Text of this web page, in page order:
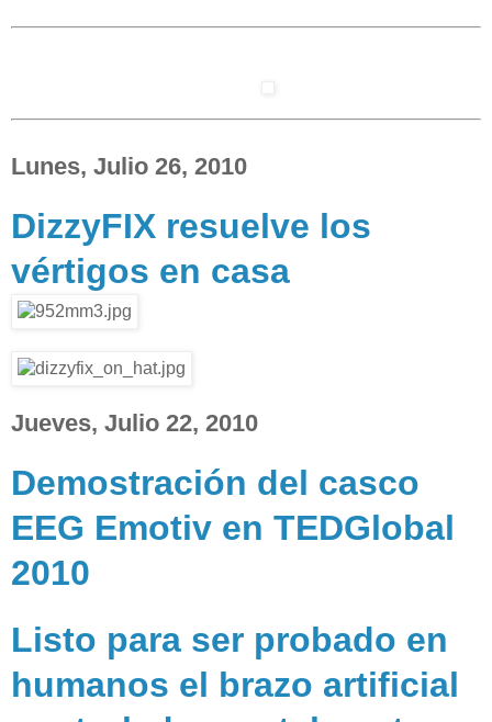
Lunes, Julio 26, 2010
DizzyFIX resuelve los
vértigos en casa
Jueves, Julio 22, 2010
Demostración del casco
EEG Emotiv en TEDGlobal
2010
Listo para ser probado en
humanos el brazo artificial